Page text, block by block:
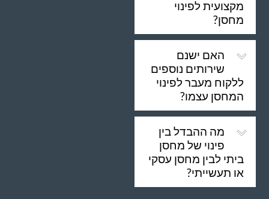
מקצועית לפינוי
מחסן?
האם ישנם
שירותים נוספים
ללקוח מעבר לפינוי
המחסן עצמו?
מה ההבדל בין
פינוי של מחסן
ביתי לבין מחסן עסקי
או תעשייתי?